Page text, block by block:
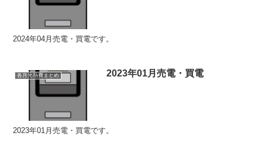
2024年04月売電・買電です。
各月光熱費まとめ 2023年01月売電・買電
2023年01月売電・買電です。